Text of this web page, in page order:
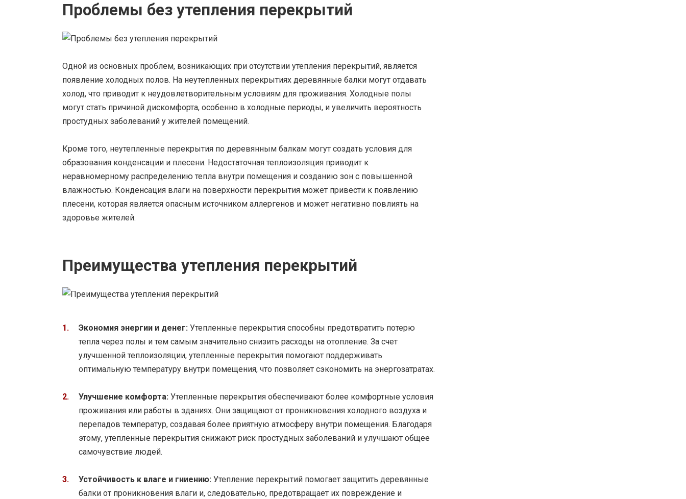
Проблемы без утепления перекрытий
Одной из основных проблем, возникающих при отсутствии утепления перекрытий, является
появление холодных полов. На неутепленных перекрытиях деревянные балки могут отдавать
холод, что приводит к неудовлетворительным условиям для проживания. Холодные полы
могут стать причиной дискомфорта, особенно в холодные периоды, и увеличить вероятность
простудных заболеваний у жителей помещений.
Кроме того, неутепленные перекрытия по деревянным балкам могут создать условия для
образования конденсации и плесени. Недостаточная теплоизоляция приводит к
неравномерному распределению тепла внутри помещения и созданию зон с повышенной
влажностью. Конденсация влаги на поверхности перекрытия может привести к появлению
плесени, которая является опасным источником аллергенов и может негативно повлиять на
здоровье жителей.
Преимущества утепления перекрытий
Экономия энергии и денег: Утепленные перекрытия способны предотвратить потерю
тепла через полы и тем самым значительно снизить расходы на отопление. За счет
улучшенной теплоизоляции, утепленные перекрытия помогают поддерживать
оптимальную температуру внутри помещения, что позволяет сэкономить на энергозатратах.
Улучшение комфорта: Утепленные перекрытия обеспечивают более комфортные условия
проживания или работы в зданиях. Они защищают от проникновения холодного воздуха и
перепадов температур, создавая более приятную атмосферу внутри помещения. Благодаря
этому, утепленные перекрытия снижают риск простудных заболеваний и улучшают общее
самочувствие людей.
Устойчивость к влаге и гниению: Утепление перекрытий помогает защитить деревянные
балки от проникновения влаги и, следовательно, предотвращает их повреждение и